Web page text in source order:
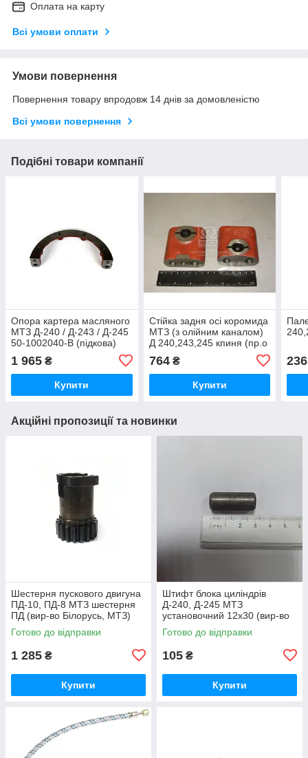
Оплата на карту
Всі умови оплати
Умови повернення
Повернення товару впродовж 14 днів за домовленістю
Всі умови повернення
Подібні товари компанії
Опора картера масляного
МТЗ Д-240 / Д-243 / Д-245
50-1002040-В (підкова)
1 965 ₴
Купити
Стійка задня осі коромида
МТЗ (з олійним каналом)
Д 240,243,245 кпиня (пр.о
764₴
Купити
236
Акційні пропозиції та новинки
Шестерня пускового двигуна
ПД-10, ПД-8 МТЗ шестерня
ПД (вир-во Білорусь, МТЗ)
50-1024092-2А /
5010240922А
Готово до відправки
1 285 ₴
Купити
Штифт блока циліндрів
Д-240, Д-245 МТЗ
установочний 12х30 (вир-во
Україна) 50-1002034 / 50-
1002034-А
Готово до відправки
105 ₴
Купити